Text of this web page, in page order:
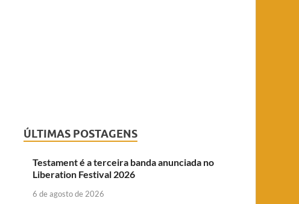
ÚLTIMAS POSTAGENS
Testament é a terceira banda anunciada no
Liberation Festival 2026
6 de agosto de 2026